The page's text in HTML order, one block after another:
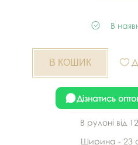
В
Дізнатись
В рулоні від
Ширина - 23